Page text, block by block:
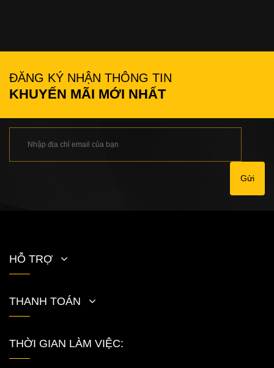
ĐĂNG KÝ NHẬN THÔNG TIN
KHUYẾN MÃI MỚI NHẤT
Gửi
HỖ TRỢ
THANH TOÁN
THỜI GIAN LÀM VIỆC: